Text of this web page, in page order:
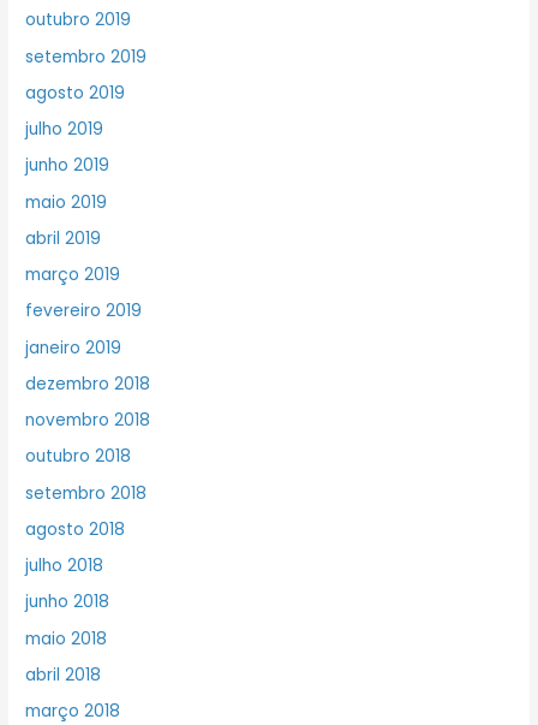
outubro 2019
setembro 2019
agosto 2019
julho 2019
junho 2019
maio 2019
abril 2019
março 2019
fevereiro 2019
janeiro 2019
dezembro 2018
novembro 2018
outubro 2018
setembro 2018
agosto 2018
julho 2018
junho 2018
maio 2018
abril 2018
março 2018